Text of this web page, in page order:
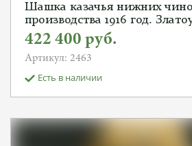
Шашка казачья нижних
производства 1916 год.
Алексея С.
422 400 руб.
Артикул: 2463
Есть в наличии